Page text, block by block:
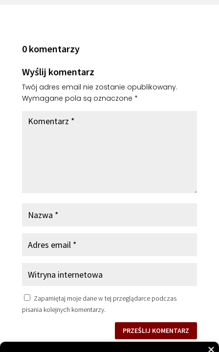
0 komentarzy
Wyślij komentarz
Twój adres email nie zostanie opublikowany.
Wymagane pola są oznaczone *
Zapamiętaj moje dane w tej przeglądarce podczas
pisania kolejnych komentarzy.
PRZEŚLIJ KOMENTARZ